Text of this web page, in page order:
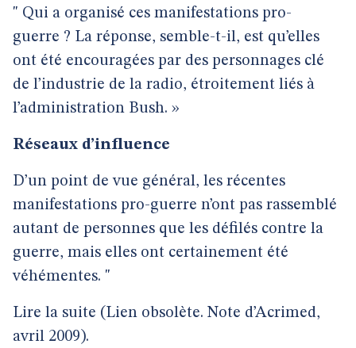
" Qui a organisé ces manifestations pro-
guerre ? La réponse, semble-t-il, est qu’elles
ont été encouragées par des personnages clé
de l’industrie de la radio, étroitement liés à
l’administration Bush. »
Réseaux d’influence
D’un point de vue général, les récentes
manifestations pro-guerre n’ont pas rassemblé
autant de personnes que les défilés contre la
guerre, mais elles ont certainement été
véhémentes. "
Lire la suite (Lien obsolète. Note d’Acrimed,
avril 2009).